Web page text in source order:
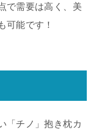
で需要は高く、美
可能です！
「チノ」抱き枕カ